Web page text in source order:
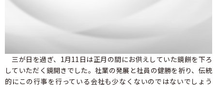
三が日を過ぎ、1月11日は正月の間にお供えしていた鏡餅を下ろ
していただく鏡開きでした。社業の発展と社員の健勝を祈り、伝統
的にこの行事を行っている会社も少なくないのではないでしょう